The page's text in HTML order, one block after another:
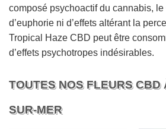
composé psychoactif du cannabis, le
d’euphorie ni d’effets altérant la
Tropical Haze CBD peut être
d’effets psychotropes indésirables.
TOUTES NOS FLEURS CBD
SUR-MER